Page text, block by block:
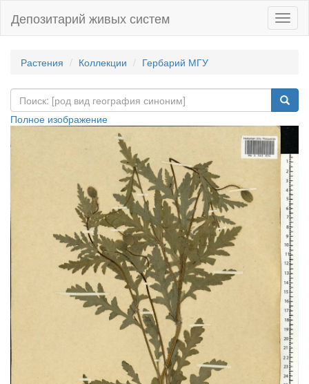
Депозитарий живых систем
Растения Коллекции Гербарий МГУ
Полное изображение